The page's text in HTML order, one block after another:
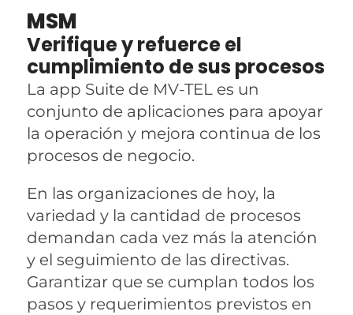
MSM
Verifique y refuerce el
cumplimiento de sus procesos
La app Suite de MV-TEL es un
conjunto de aplicaciones para apoyar
la operación y mejora continua de los
procesos de negocio.
En las organizaciones de hoy, la
variedad y la cantidad de procesos
demandan cada vez más la atención
y el seguimiento de las directivas.
Garantizar que se cumplan todos los
pasos y requerimientos previstos en